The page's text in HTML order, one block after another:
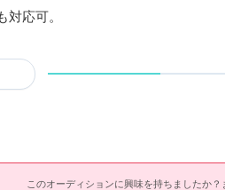
応可。
このオーディションに興味を持ちましたか